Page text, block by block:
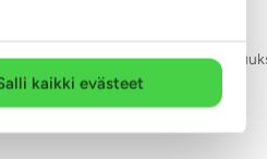
kaikki evästeet
tarkistaa kaikki arviot